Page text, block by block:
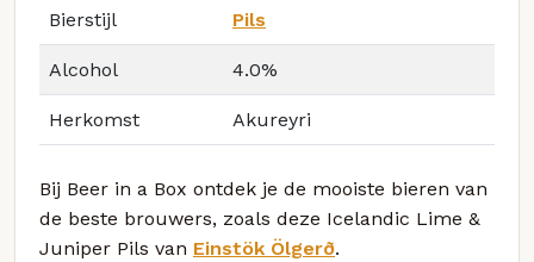
Bierstijl Pils
Alcohol 4.0%
Herkomst Akureyri
Bij Beer in a Box ontdek je de mooiste bieren van
de beste brouwers, zoals deze Icelandic Lime &
Juniper Pils van Einstök Ölgerð.